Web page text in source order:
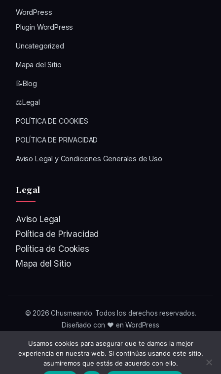
WordPress
Plugin WordPress
Uncategorized
Mapa del Sitio
📝Blog
⚖️Legal
POLÍTICA DE COOKIES
POLÍTICA DE PRIVACIDAD
Aviso Legal y Condiciones Generales de Uso
Legal
Aviso Legal
Política de Privacidad
Política de Cookies
Mapa del Sitio
© 2026Chusmeando. Todos los derechos reservados.
Diseñado con ❤️ en WordPress
Usamos cookies para asegurar que te damos la mejor
experiencia en nuestra web. Si continúas usando este sitio,
asumiremos que estás de acuerdo con ello.